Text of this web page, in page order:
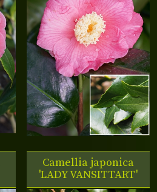
Camellia japonica
'LADY VANSITTART'